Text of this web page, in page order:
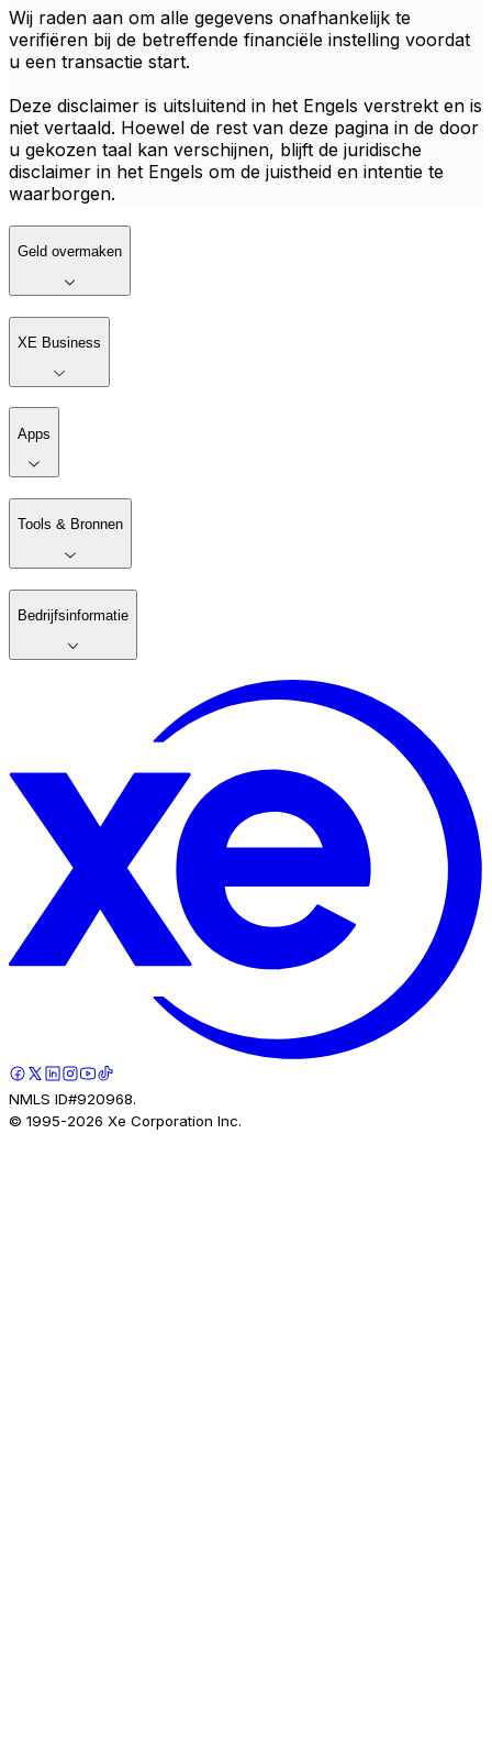
Wij raden aan om alle gegevens onafhankelijk te
verifiëren bij de betreffende financiële instelling voordat
u een transactie start.
Deze disclaimer is uitsluitend in het Engels verstrekt en is
niet vertaald. Hoewel de rest van deze pagina in de door
u gekozen taal kan verschijnen, blijft de juridische
disclaimer in het Engels om de juistheid en intentie te
waarborgen.
Geld overmaken
XE Business
Apps
Tools & Bronnen
Bedrijfsinformatie
NMLS ID#920968.
© 1995-2026 Xe Corporation Inc.